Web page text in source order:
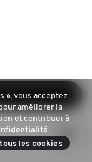
», vous acceptez
améliorer la
et contribuer à
les cookies